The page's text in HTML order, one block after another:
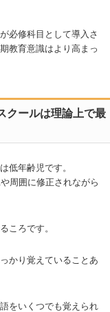
必修科目として導入さ
教育意識はより高まっ
クールは理論上で最
低年齢児です。
周囲に修正されながら
ころです。
かり覚えていることあ
をいくつでも覚えられ